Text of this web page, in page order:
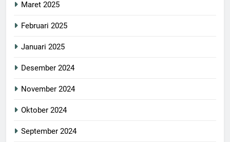
Maret 2025
Februari 2025
Januari 2025
Desember 2024
November 2024
Oktober 2024
September 2024